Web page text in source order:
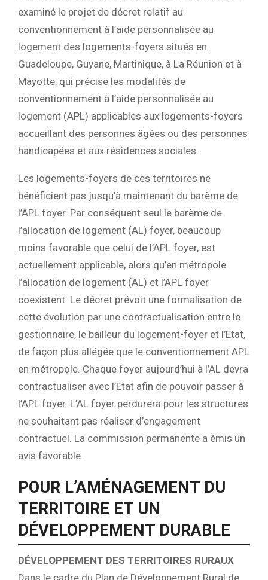
examiné le projet de décret relatif au
conventionnement à l’aide personnalisée au
logement des logements-foyers situés en
Guadeloupe, Guyane, Martinique, à La Réunion et à
Mayotte, qui précise les modalités de
conventionnement à l’aide personnalisée au
logement (APL) applicables aux logements-foyers
accueillant des personnes âgées ou des personnes
handicapées et aux résidences sociales.
Les logements-foyers de ces territoires ne
bénéficient pas jusqu’à maintenant du barème de
l’APL foyer. Par conséquent seul le barème de
l’allocation de logement (AL) foyer, beaucoup
moins favorable que celui de l’APL foyer, est
actuellement applicable, alors qu’en métropole
l’allocation de logement (AL) et l’APL foyer
coexistent. Le décret prévoit une formalisation de
cette évolution par une contractualisation entre le
gestionnaire, le bailleur du logement-foyer et l’Etat,
de façon plus allégée que le conventionnement APL
en métropole. Chaque foyer aujourd’hui à l’AL devra
contractualiser avec l’Etat afin de pouvoir passer à
l’APL foyer. L’AL foyer perdurera pour les structures
ne souhaitant pas réaliser d’engagement
contractuel. La commission permanente a émis un
avis favorable.
POUR L’AMÉNAGEMENT DU
TERRITOIRE ET UN
DÉVELOPPEMENT DURABLE
DÉVELOPPEMENT DES TERRITOIRES RURAUX
Dans le cadre du Plan de Développement Rural de